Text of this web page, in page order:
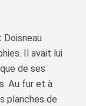
Doisneau
Il avait lui
de ses
Au fur et à
planches de